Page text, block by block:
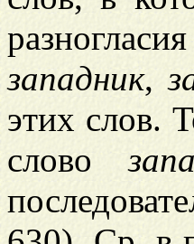
западник,
этих слов.
слово